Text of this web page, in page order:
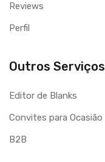
Reviews
Perfil
Outros Serviços
Editor de Blanks
Convites para Ocasião
B2B